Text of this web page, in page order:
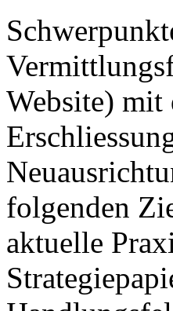
Website)
folgenden
aktuelle